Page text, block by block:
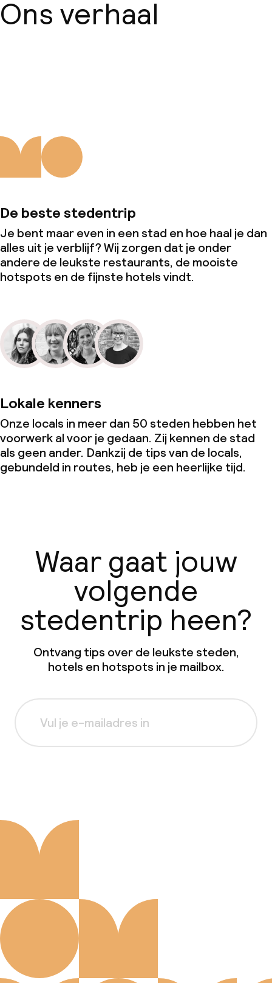
Ons verhaal
De beste stedentrip
Je bent maar even in een stad en hoe haal je dan
alles uit je verblijf? Wij zorgen dat je onder
andere de leukste restaurants, de mooiste
hotspots en de fijnste hotels vindt.
Lokale kenners
Onze locals in meer dan 50 steden hebben het
voorwerk al voor je gedaan. Zij kennen de stad
als geen ander. Dankzij de tips van de locals,
gebundeld in routes, heb je een heerlijke tijd.
Waar gaat jouw
volgende
stedentrip heen?
Ontvang tips over de leukste steden,
hotels en hotspots in je mailbox.